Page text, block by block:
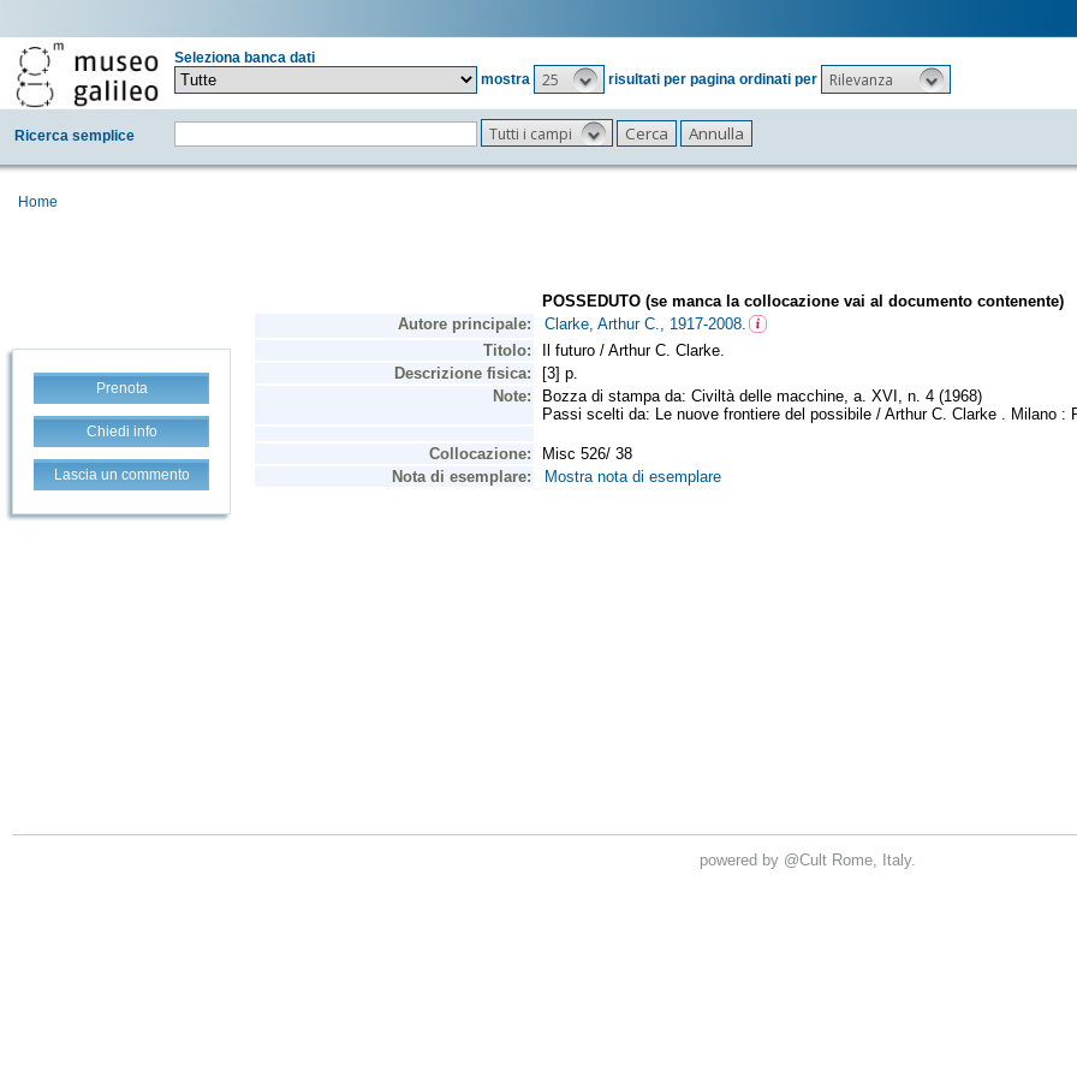
Seleziona banca dati
mostra
25 risultati per pagina ordinati per Rilevanza
Ricerca semplice Tutti i campi
Home
Prenota
Chiedi info
Lascia un commento
powered by @Cult Rome, Italy.